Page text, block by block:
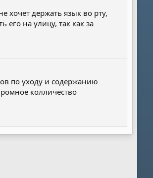
хочет держать язык во рту,
его на улицу, так как за
по уходу и содержанию
колличество